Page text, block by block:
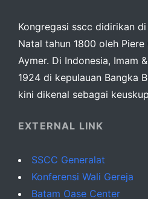
Kongregasi sscc didirikan
Natal tahun 1800 oleh
Aymer. Di Indonesia, Imam
1924 di kepulauan Bangka
kini dikenal sebagai
EXTERNAL LINK
SSCC Generalat
Konferensi Wali Gereja
Batam Oase Center